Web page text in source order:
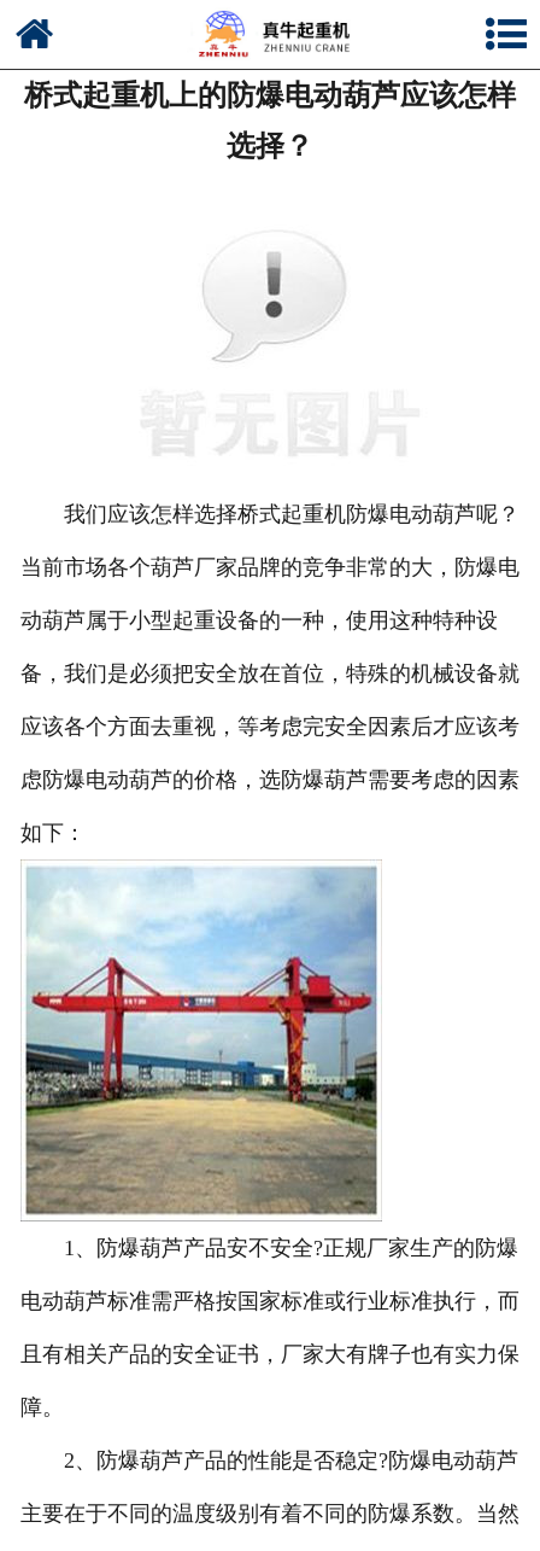
公司简介
桥式起重机上的防爆电动葫芦应该怎样
选择？
我们应该怎样选择桥式起重机防爆电动葫芦呢？
当前市场各个葫芦厂家品牌的竞争非常的大，防爆电
动葫芦属于小型起重设备的一种，使用这种特种设
备，我们是必须把安全放在首位，特殊的机械设备就
应该各个方面去重视，等考虑完安全因素后才应该考
虑防爆电动葫芦的价格，选防爆葫芦需要考虑的因素
如下：
1、防爆葫芦产品安不安全?正规厂家生产的防爆
电动葫芦标准需严格按国家标准或行业标准执行，而
且有相关产品的安全证书，厂家大有牌子也有实力保
障。
2、防爆葫芦产品的性能是否稳定?防爆电动葫芦
主要在于不同的温度级别有着不同的防爆系数。当然